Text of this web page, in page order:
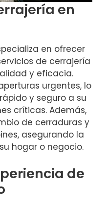
en
en ofrecer
de cerrajería
y eficacia.
urgentes, lo
y seguro a su
críticas. Además,
de cerraduras y
asegurando la
hogar o negocio.
de